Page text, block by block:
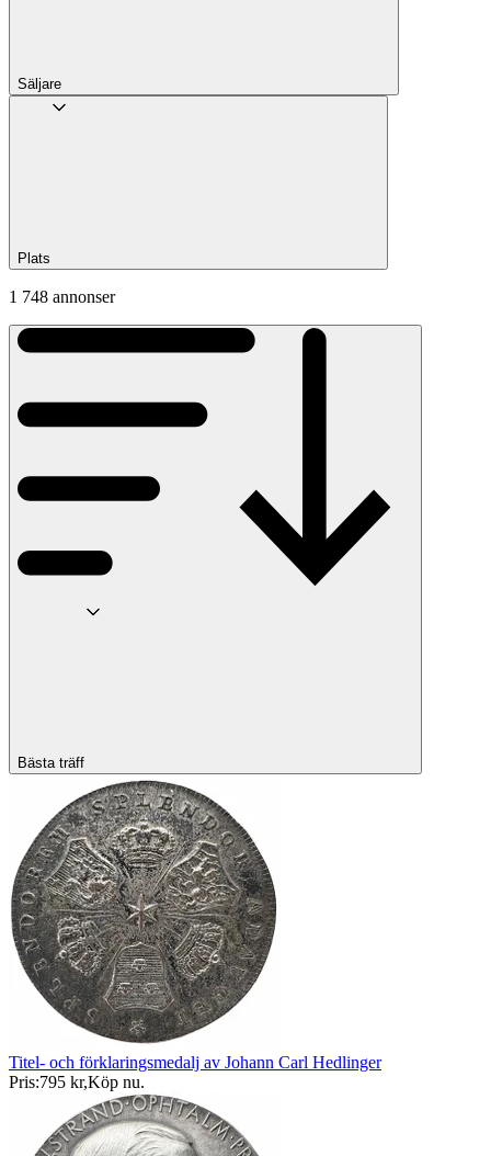
Säljare
Plats
1 748 annonser
Bästa träff
Titel- och förklaringsmedalj av Johann Carl Hedlinger
Pris:795 kr,Köp nu.